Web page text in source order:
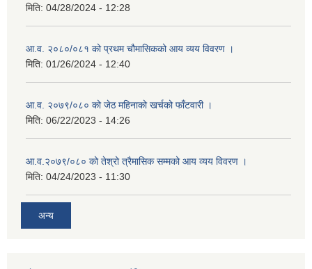
मिति: 04/28/2024 - 12:28
आ.व. २०८०/०८१ को प्रथम चौमासिकको आय व्यय विवरण ।
मिति: 01/26/2024 - 12:40
आ.व. २०७९/०८० को जेठ महिनाको खर्चको फाँटवारी ।
मिति: 06/22/2023 - 14:26
आ.व.२०७९/०८० को तेश्रो त्रैमासिक सम्मको आय व्यय विवरण ।
मिति: 04/24/2023 - 11:30
अन्य